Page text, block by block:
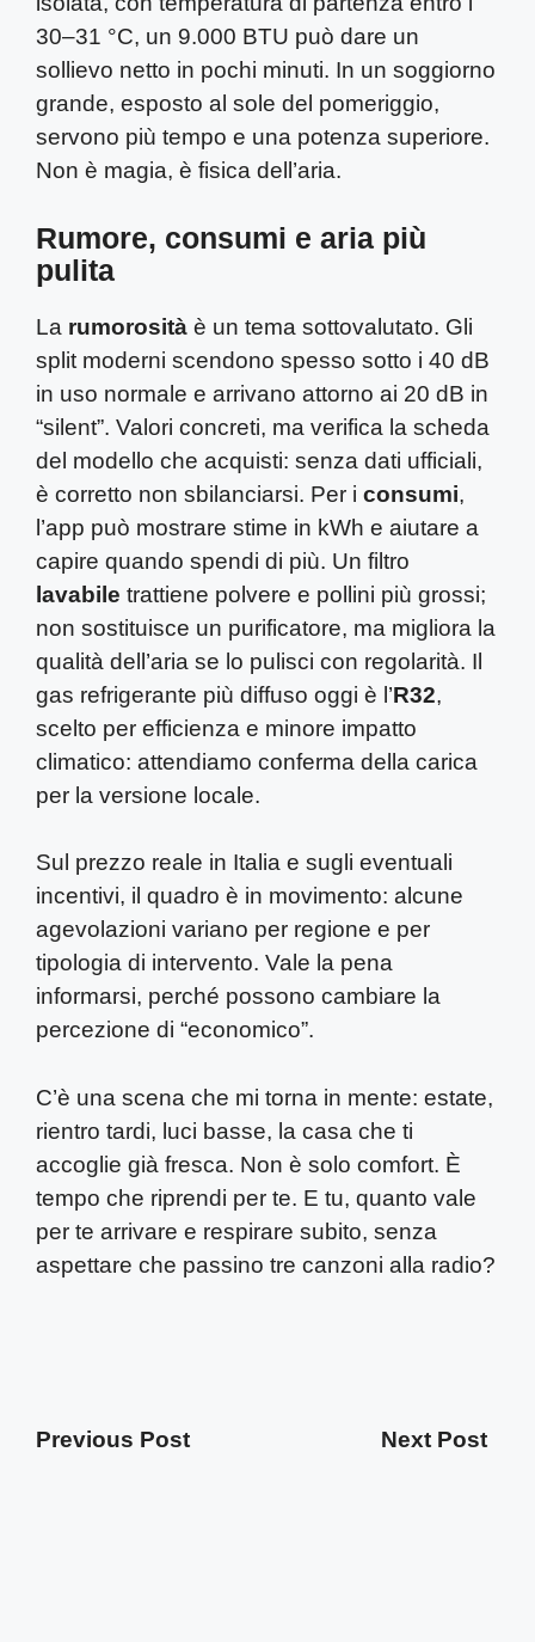
30–31 °C, un 9.000 BTU può dare un
sollievo netto in pochi minuti. In un soggiorno
grande, esposto al sole del pomeriggio,
servono più tempo e una potenza superiore.
Non è magia, è fisica dell’aria.
Rumore, consumi e aria più
pulita
La rumorosità è un tema sottovalutato. Gli
split moderni scendono spesso sotto i 40 dB
in uso normale e arrivano attorno ai 20 dB in
“silent”. Valori concreti, ma verifica la scheda
del modello che acquisti: senza dati ufficiali,
è corretto non sbilanciarsi. Per i consumi,
l’app può mostrare stime in kWh e aiutare a
capire quando spendi di più. Un filtro
lavabile trattiene polvere e pollini più grossi;
non sostituisce un purificatore, ma migliora la
qualità dell’aria se lo pulisci con regolarità. Il
gas refrigerante più diffuso oggi è l’R32,
scelto per efficienza e minore impatto
climatico: attendiamo conferma della carica
per la versione locale.
Sul prezzo reale in Italia e sugli eventuali
incentivi, il quadro è in movimento: alcune
agevolazioni variano per regione e per
tipologia di intervento. Vale la pena
informarsi, perché possono cambiare la
percezione di “economico”.
C’è una scena che mi torna in mente: estate,
rientro tardi, luci basse, la casa che ti
accoglie già fresca. Non è solo comfort. È
tempo che riprendi per te. E tu, quanto vale
per te arrivare e respirare subito, senza
aspettare che passino tre canzoni alla radio?
Previous Post Next Post